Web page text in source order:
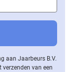
aan Jaarbeurs B.V.
van een